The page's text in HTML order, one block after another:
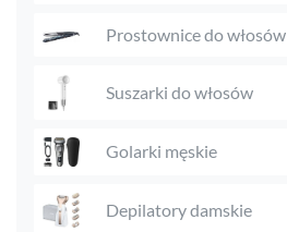
Prostownice do włosów
Suszarki do włosów
Golarki męskie
Depilatory damskie